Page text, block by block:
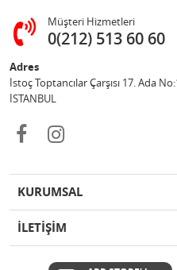
Müşteri Hizmetleri
0(212) 513 60 60
Adres
İstoç Toptancılar Çarşısı 17. Ada
İSTANBUL
KURUMSAL
İLETİŞİM